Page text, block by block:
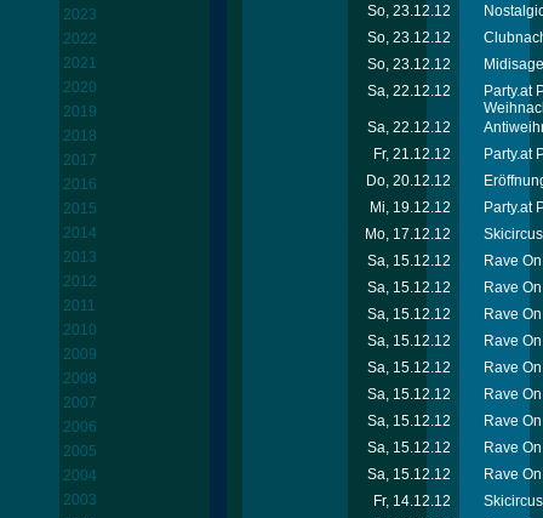
2023
2022
2021
2020
2019
2018
2017
2016
2015
2014
2013
2012
2011
2010
2009
2008
2007
2006
2005
2004
2003
So, 23.12.12
So, 23.12.12
So, 23.12.12
Sa, 22.12.12
Party.at
Sa, 22.12.12
Fr, 21.12.12
Party.at
Do, 20.12.12
Mi, 19.12.12
Party.at
Mo, 17.12.12
Sa, 15.12.12
Rave
Sa, 15.12.12
Rave
Sa, 15.12.12
Rave
Sa, 15.12.12
Rave
Sa, 15.12.12
Rave
Sa, 15.12.12
Rave
Sa, 15.12.12
Rave
Sa, 15.12.12
Rave
Sa, 15.12.12
Rave
Fr, 14.12.12